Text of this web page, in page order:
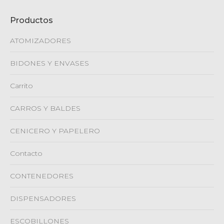
Productos
ATOMIZADORES
BIDONES Y ENVASES
Carrito
CARROS Y BALDES
CENICERO Y PAPELERO
Contacto
CONTENEDORES
DISPENSADORES
ESCOBILLONES